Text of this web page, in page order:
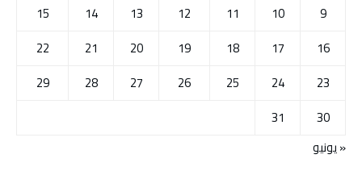
9
10
11
12
13
14
15
16
17
18
19
20
21
22
23
24
25
26
27
28
29
30
31
« يونيو